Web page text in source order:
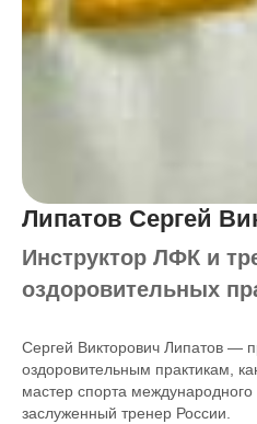
Липатов Сергей
Инструктор ЛФК и
оздоровительных
Сергей Викторович Липатов —
оздоровительным практикам,
мастер спорта международного
заслуженный тренер России.